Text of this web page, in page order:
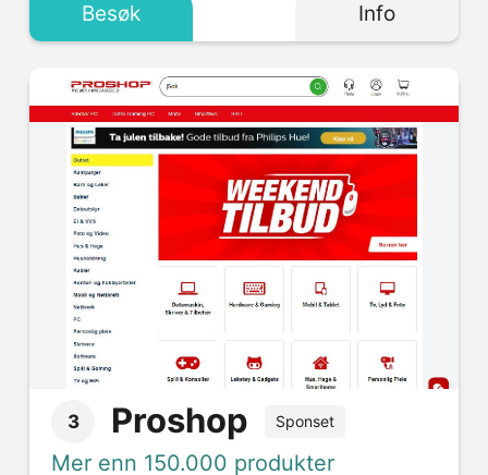
Besøk Info
3 Proshop Sponset
Mer enn 150.000 produkter